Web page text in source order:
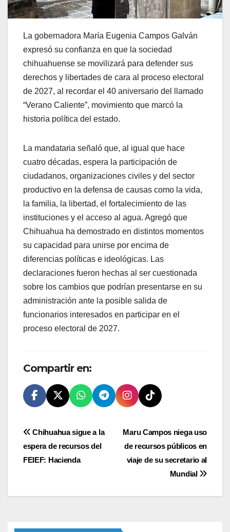
La gobernadora María Eugenia Campos Galván
expresó su confianza en que la sociedad
chihuahuense se movilizará para defender sus
derechos y libertades de cara al proceso electoral
de 2027, al recordar el 40 aniversario del llamado
“Verano Caliente”, movimiento que marcó la
historia política del estado.
La mandataria señaló que, al igual que hace
cuatro décadas, espera la participación de
ciudadanos, organizaciones civiles y del sector
productivo en la defensa de causas como la vida,
la familia, la libertad, el fortalecimiento de las
instituciones y el acceso al agua. Agregó que
Chihuahua ha demostrado en distintos momentos
su capacidad para unirse por encima de
diferencias políticas e ideológicas. Las
declaraciones fueron hechas al ser cuestionada
sobre los cambios que podrían presentarse en su
administración ante la posible salida de
funcionarios interesados en participar en el
proceso electoral de 2027.
Compartir en:
Navegación
de
Maru Campos niega uso
de recursos públicos en
viaje de su secretario al
Mundial
Chihuahua sigue a la
espera de recursos del
FEIEF: Hacienda